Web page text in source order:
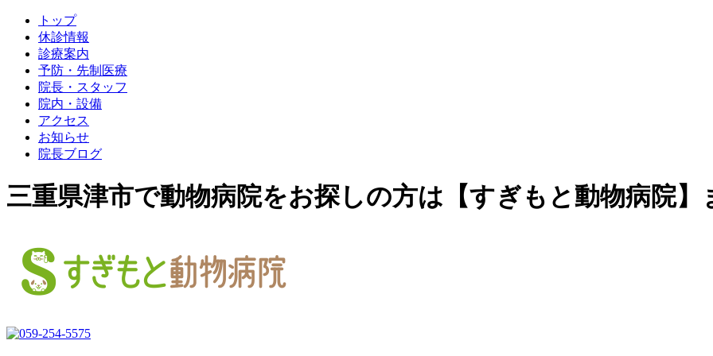
トップ
休診情報
診療案内
予防・先制医療
院長・スタッフ
院内・設備
アクセス
お知らせ
院長ブログ
三重県津市で動物病院をお探しの方は【すぎもと動物病院】